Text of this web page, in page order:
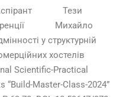
Тези
Михайло
у структурній
хостелів
Scientific-Practical
Master-Class-2024”